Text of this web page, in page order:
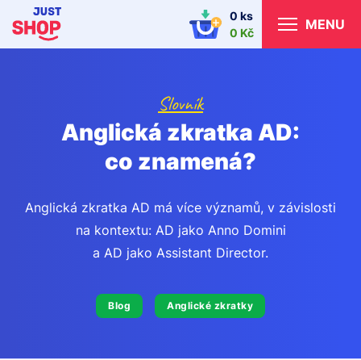
0 ks
0 Kč
MENU
Slovník
Anglická zkratka AD:
co znamená?
Anglická zkratka AD má více významů, v závislosti
na kontextu: AD jako Anno Domini
a AD jako Assistant Director.
Blog Anglické zkratky